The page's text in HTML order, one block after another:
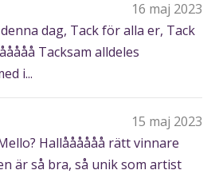
16 maj 2023
dag, Tack för alla er, Tack
Tacksam alldeles
i...
15 maj 2023
Hallåååååå rätt vinnare
är så bra, så unik som artist